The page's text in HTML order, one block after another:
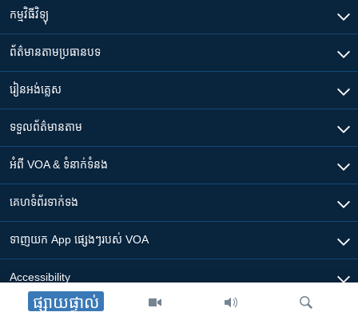
ផ្សាយផ្ទាល់
កម្មវិធី​វិទ្យុ
ព័ត៌មាន​តាមប្រធានបទ​
រៀន​​អង់គ្លេស
ទទួល​ព័ត៌មាន​តាម
អំពី​ VOA & ទំនាក់ទំនង
គេហទំព័រ​​ទាក់ទង
ទាញយក​ App ផ្សេងៗ​របស់​ VOA
Accessibility